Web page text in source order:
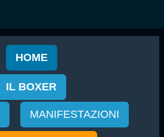
HOME
IL BOXER
MANIFESTAZIONI